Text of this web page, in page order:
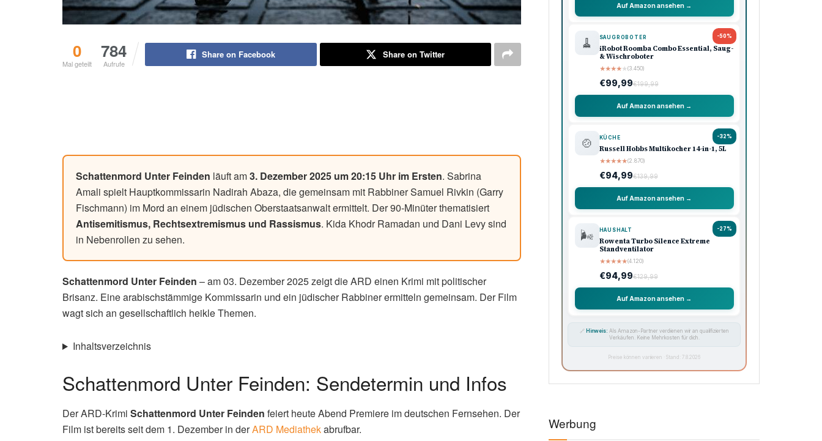
0
Mal geteilt
784
Aufrufe
Share on Facebook Share on Twitter
Schattenmord Unter Feinden läuft am3. Dezember 2025 um 20:15 Uhr im Ersten. Sabrina
Amali spielt Hauptkommissarin Nadirah Abaza, die gemeinsam mit Rabbiner Samuel Rivkin (Garry
Fischmann) im Mord an einem jüdischen Oberstaatsanwalt ermittelt. Der 90-Minüter thematisiert
Antisemitismus, Rechtsextremismus und Rassismus. Kida Khodr Ramadan und Dani Levy sind
in Nebenrollen zu sehen.
Schattenmord Unter Feinden – am 03. Dezember 2025 zeigt die ARD einen Krimi mit politischer
Brisanz. Eine arabischstämmige Kommissarin und ein jüdischer Rabbiner ermitteln gemeinsam. Der Film
wagt sich an gesellschaftlich heikle Themen.
Inhaltsverzeichnis
Schattenmord Unter Feinden: Sendetermin und Infos
Der ARD-Krimi Schattenmord Unter Feinden feiert heute Abend Premiere im deutschen Fernsehen. Der
Film ist bereits seit dem 1. Dezember in derARD Mediathekabrufbar.
Auf Amazon ansehen →
-50%
🧹 SAUGROBOTER
iRobot Roomba Combo Essential, Saug-
& Wischroboter
★★★★★(3.450)
€99,99€199,99
Auf Amazon ansehen →
-32%
🍲 KÜCHE
Russell Hobbs Multikocher 14-in-1, 5L
★★★★★(2.870)
€94,99€139,99
Auf Amazon ansehen →
-27%
🌬️ HAUSHALT
Rowenta Turbo Silence Extreme
Standventilator
★★★★★(4.120)
€94,99€129,99
Auf Amazon ansehen →
🔗 Hinweis: Als Amazon-Partner verdienen wir an qualifizierten
Verkäufen. Keine Mehrkosten für dich.
Preise können variieren · Stand: 7.8.2026
Werbung